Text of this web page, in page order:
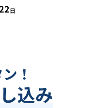
日
！
込み